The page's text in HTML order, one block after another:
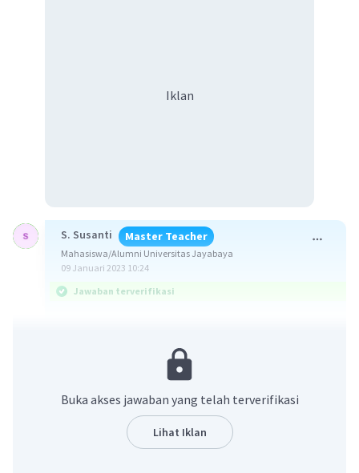
Iklan
S. Susanti Master Teacher
Mahasiswa/Alumni Universitas Jayabaya
09 Januari 2023 10:24
Jawaban terverifikasi
Senyawa dengan gugus fungsi -CHO merupakan
aldehida. Nama IUPAC alkanal diturunkan dari
nama alkananya dengan mengganti akhiran -a
menjadi -al. Tata nama senyawa alkanal yaitu:
Buka akses jawaban yang telah terverifikasi
Lihat Iklan